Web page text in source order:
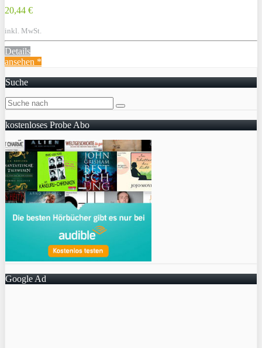
20,44 €
inkl. MwSt.
Details
ansehen *
Suche
kostenloses Probe Abo
Google Ad